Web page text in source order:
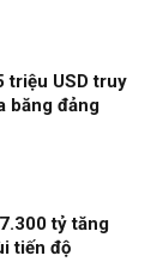
triệu USD truy
băng đảng
tỷ tăng
tiến độ